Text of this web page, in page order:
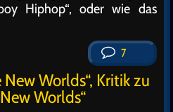
Hiphop“, oder wie das
7
Worlds“, Kritik zu
Worlds“